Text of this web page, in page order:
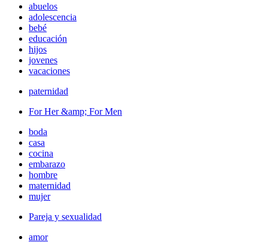
abuelos
adolescencia
bebé
educación
hijos
jovenes
vacaciones
paternidad
For Her &amp; For Men
boda
casa
cocina
embarazo
hombre
maternidad
mujer
Pareja y sexualidad
amor